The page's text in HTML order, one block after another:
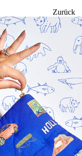
Zurück